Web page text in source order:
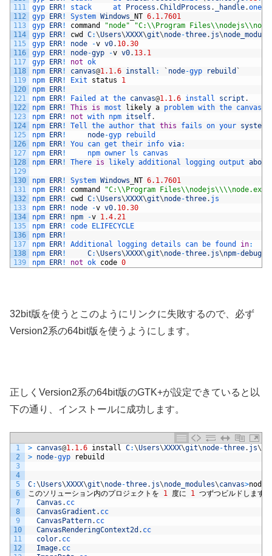
111
112
113
114
115
116
117
118
119
120
121
122
123
124
125
126
127
128
129
130
131
132
133
134
135
136
137
138
139
gyp
ERR ! stack at Process .ChildProcess . _handle.
gyp
ERR ! System Windows NT 6.1.7601
gyp
ERR ! command "node"
"C:\\Program
gyp
ERR ! cwd C:\Users\XXXX\git\node-three. js\
gyp
ERR ! node -v v0. 10.30
gyp
ERR ! node-gyp -v v0. 13.1
gyp
ERR ! not ok
npm
ERR ! canvas@1.1.6 install : ` node-gyp rebuild `
npm
ERR ! Exit status
1
npm
ERR !
npm
ERR ! Failed at the canvas@1.1.6 install script .
npm
ERR ! This is most likely a problem with the canvas
npm
ERR ! not with npm itself.
npm
ERR ! Tell the author that this fails on your system
npm
ERR ! node-gyp
rebuild
npm
ERR ! You can get their info via:
npm
ERR ! npm owner ls canvas
npm
ERR ! There is likely additional logging output above
npm ERR ! System Windows NT 6.1.7601
npm
ERR ! command
"C:\\Program Files\\nodejs\\\\node.exe"
npm
ERR ! cwd C:\Users\XXXX\git\node-three. js
npm
ERR ! node -v v0. 10.30
npm
ERR ! npm -v 1.4.21
npm
ERR ! code
ELIFECYCLE
npm
ERR !
npm
ERR ! Additional logging details can be found in:
npm
ERR ! C:\Users\XXXX\git\node-three. js\npm-debug
npm
ERR ! not ok code 0
32bit版を使うとこのようにリンクに失敗するので、必ず
Version2系の64bit版を使うようにします。
正しくVersion2系の64bit版のGTK+が設定できていると以
下の通り、インストールに成功します。
1
2
3
4
5
6
7
8
9
10
11
12
> canvas@1.1.6 install C:\Users\XXXX\git\node-three. js\
> node-gyp rebuild
C:\Users\XXXX\git\node-three. js\node_modules\canvas>node
このソリューション内のプロジェクトを
1 度に 1
つずつビルドします
Canvas . cc
CanvasGradient . cc
CanvasPattern. cc
CanvasRenderingContext2d . cc
color. cc
Image. cc